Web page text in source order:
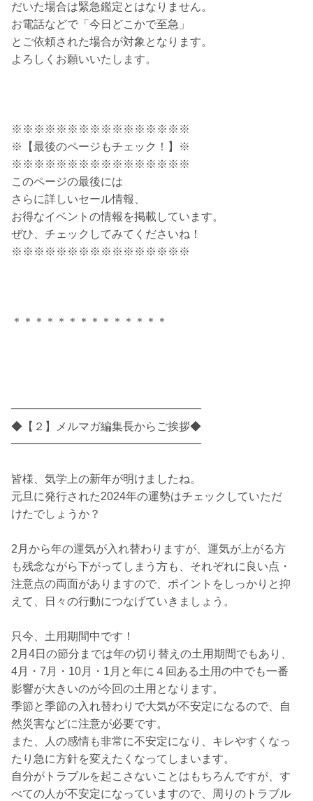
だいた場合は緊急鑑定とはなりません。
お電話などで「今日どこかで至急」
とご依頼された場合が対象となります。
よろしくお願いいたします。
※※※※※※※※※※※※※※※※
※【最後のページもチェック！】※
※※※※※※※※※※※※※※※※
このページの最後には
さらに詳しいセール情報、
お得なイベントの情報を掲載しています。
ぜひ、チェックしてみてくださいね！
※※※※※※※※※※※※※※※※
＊＊＊＊＊＊＊＊＊＊＊＊＊＊
━━━━━━━━━━━━━━━━━
◆【２】メルマガ編集長からご挨拶◆
━━━━━━━━━━━━━━━━━
皆様、気学上の新年が明けましたね。
元旦に発行された2024年の運勢はチェックしていただ
けたでしょうか？
2月から年の運気が入れ替わりますが、運気が上がる方
も残念ながら下がってしまう方も、それぞれに良い点・
注意点の両面がありますので、ポイントをしっかりと抑
えて、日々の行動につなげていきましょう。
只今、土用期間中です！
2月4日の節分までは年の切り替えの土用期間でもあり、
4月・7月・10月・1月と年に４回ある土用の中でも一番
影響が大きいのが今回の土用となります。
季節と季節の入れ替わりで大気が不安定になるので、自
然災害などに注意が必要です。
また、人の感情も非常に不安定になり、キレやすくなっ
たり急に方針を変えたくなってしまいます。
自分がトラブルを起こさないことはもちろんですが、す
べての人が不安定になっていますので、周りのトラブル